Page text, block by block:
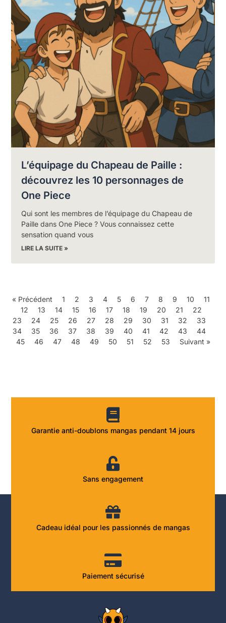
L’équipage du Chapeau de Paille :
découvrez les 10 personnages de
One Piece
Qui sont les membres de l’équipage du Chapeau de
Paille dans One Piece ? Vous connaissez cette
sensation quand vous
LIRE LA SUITE »
« Précédent 1 2 3 4 5 6 7 8 9 10
11
12
13 14 15 16 17 18 19 20 21
22
23
24 25 26 27 28 29 30 31 32
33
34
35 36 37 38 39 40 41 42 43
44
45
46 47 48 49 50 51 52 53 Suivant »
Garantie anti-doublons mangas pendant 14 jours
Sans engagement
Cadeau idéal pour les passionnés de mangas
Paiement sécurisé